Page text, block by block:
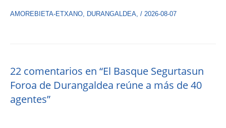
AMOREBIETA-ETXANO, DURANGALDEA, / 2026-08-07
22 comentarios en “El Basque Segurtasun
Foroa de Durangaldea reúne a más de 40
agentes”